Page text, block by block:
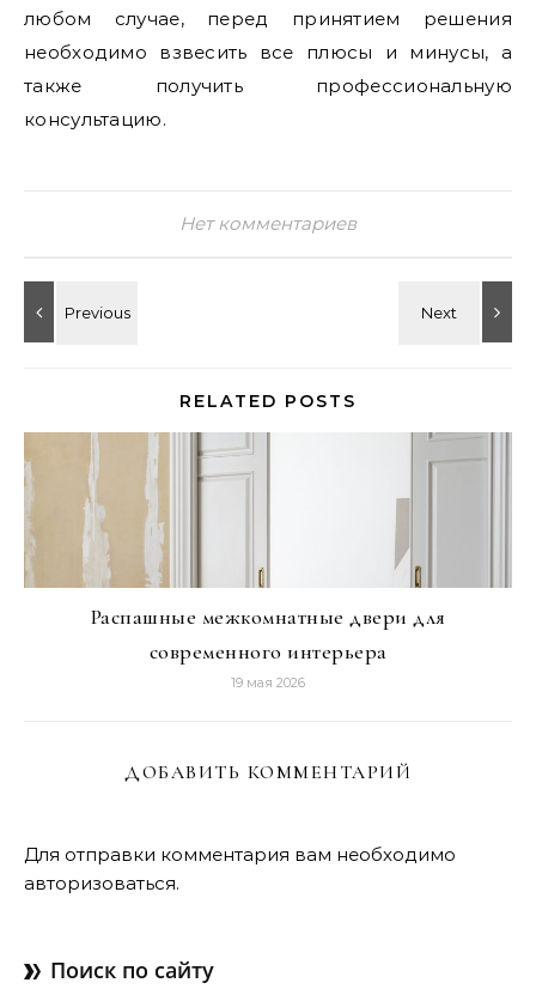
любом случае‚ перед принятием решения
необходимо взвесить все плюсы и минусы‚ а
также получить профессиональную
консультацию.
Нет комментариев
RELATED POSTS
Распашные межкомнатные двери для
современного интерьера
19 мая 2026
ДОБАВИТЬ КОММЕНТАРИЙ
Для отправки комментария вам необходимо
авторизоваться.
Поиск по сайту